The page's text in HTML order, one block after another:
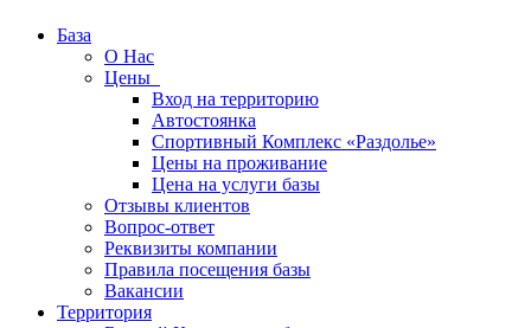
База
О Нас
Цены
Вход на территорию
Автостоянка
Спортивный Комплекс «Раздолье»
Цены на проживание
Цена на услуги базы
Отзывы клиентов
Вопрос-ответ
Реквизиты компании
Правила посещения базы
Вакансии
Территория